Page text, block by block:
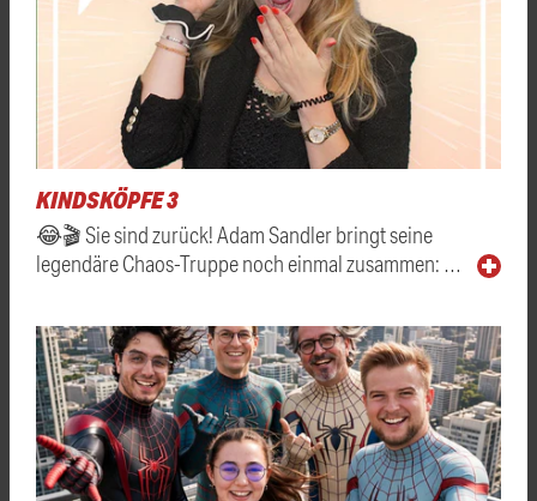
KINDSKÖPFE 3
😂🎬 Sie sind zurück! Adam Sandler bringt seine
legendäre Chaos-Truppe noch einmal zusammen: …